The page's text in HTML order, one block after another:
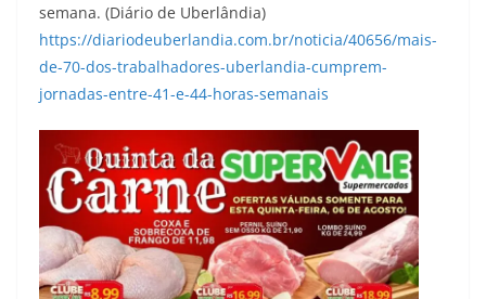
semana. (Diário de Uberlândia)
https://diariodeuberlandia.com.br/noticia/40656/mais-
de-70-dos-trabalhadores-uberlandia-cumprem-
jornadas-entre-41-e-44-horas-semanais